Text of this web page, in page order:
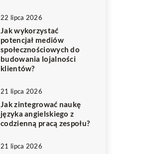
22 lipca 2026
Jak wykorzystać
potencjał mediów
społecznościowych do
budowania lojalności
klientów?
21 lipca 2026
Jak zintegrować naukę
języka angielskiego z
codzienną pracą zespołu?
21 lipca 2026